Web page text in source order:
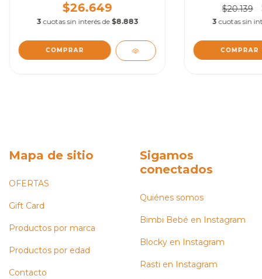
$26.649
3 cuotas sin interés de $8.883
$20.139
3 cuotas sin
Mapa de sitio
OFERTAS
Gift Card
Productos por marca
Productos por edad
Contacto
Sigamos
conectados
Quiénes somos
Bimbi Bebé en Instagram
Blocky en Instagram
Rasti en Instagram